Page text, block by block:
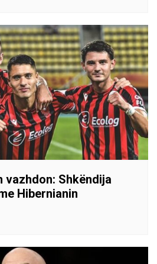
vazhdon: Shkëndija
Hibernianin